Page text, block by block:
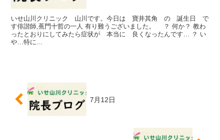
いせ山川クリニック 山川です。今日は 寶井其角 の 誕生日 で
す俳諧師,蕉門十哲の一人 有り難うございました。 ？ 何か？ 教わ
ったとおりにしてみたら症状が 本当に 良くなったんです… ？ い
や…特に...
7月12日